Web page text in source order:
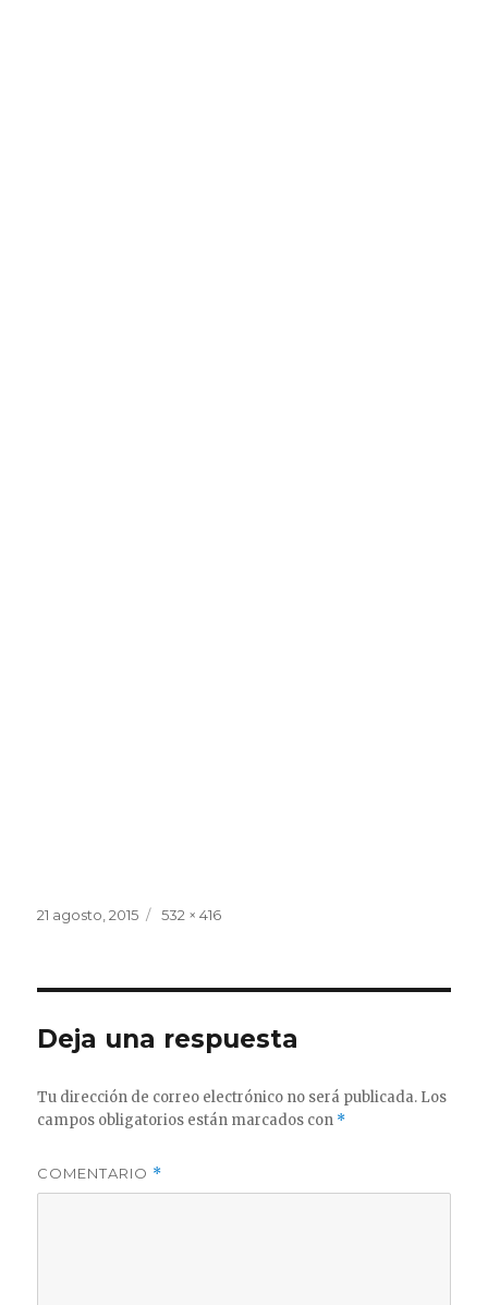
Publicado
21 agosto, 2015
Tamaño
532 × 416
Deja una respuesta
Tu dirección de correo electrónico no será publicada. Los
campos obligatorios están marcados con *
COMENTARIO *